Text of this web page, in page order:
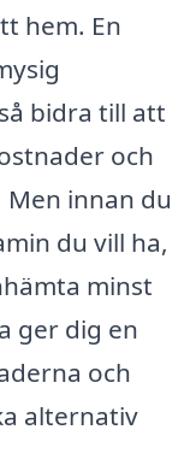
hem. En
bidra till att
och
innan du
du vill ha,
minst
ger dig en
och
alternativ